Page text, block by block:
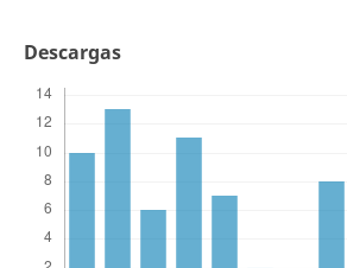
Descargas